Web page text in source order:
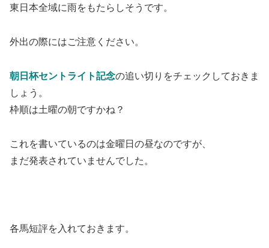
東日本全域に雨をもたらしそうです。
外出の際にはご注意ください。
朝日杯セントライト記念の追い切りをチェックしておきま
しょう。
枠順は土曜の朝ですかね？
これを書いているのは金曜日の昼なのですが、
まだ発表されていませんでした。
各馬短評を入れておきます。